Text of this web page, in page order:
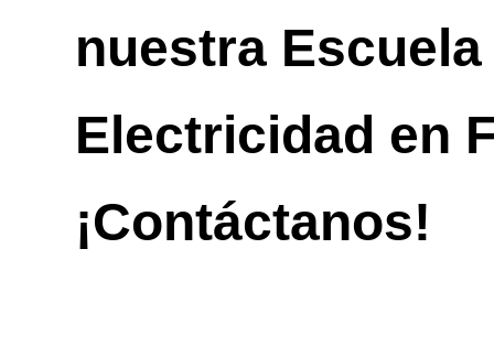
nuestra Escuela
Electricidad en
¡Contáctanos!